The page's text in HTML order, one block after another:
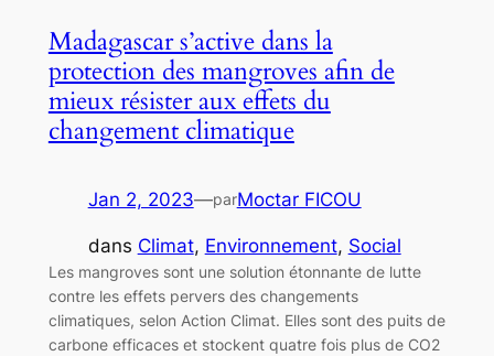
Madagascar s’active dans la
protection des mangroves afin de
mieux résister aux effets du
changement climatique
Jan 2, 2023—parMoctar FICOU
dans Climat, Environnement, Social
Les mangroves sont une solution étonnante de lutte
contre les effets pervers des changements
climatiques, selon Action Climat. Elles sont des puits de
carbone efficaces et stockent quatre fois plus de CO2